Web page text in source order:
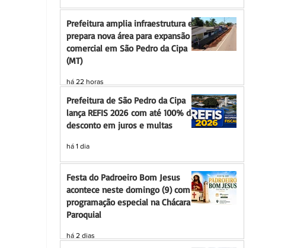
Prefeitura amplia infraestrutura e
prepara nova área para expansão
comercial em São Pedro da Cipa
(MT)
há 22 horas
Prefeitura de São Pedro da Cipa
lança REFIS 2026 com até 100% de
desconto em juros e multas
há 1 dia
Festa do Padroeiro Bom Jesus
acontece neste domingo (9) com
programação especial na Chácara
Paroquial
há 2 dias